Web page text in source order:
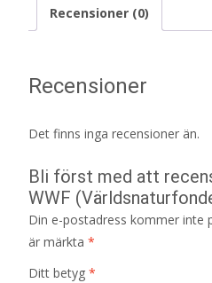
Recensioner (0)
Recensioner
Det finns inga recensioner än.
Bli först med att
WWF
Din e-postadress kommer inte
är märkta *
Ditt betyg *